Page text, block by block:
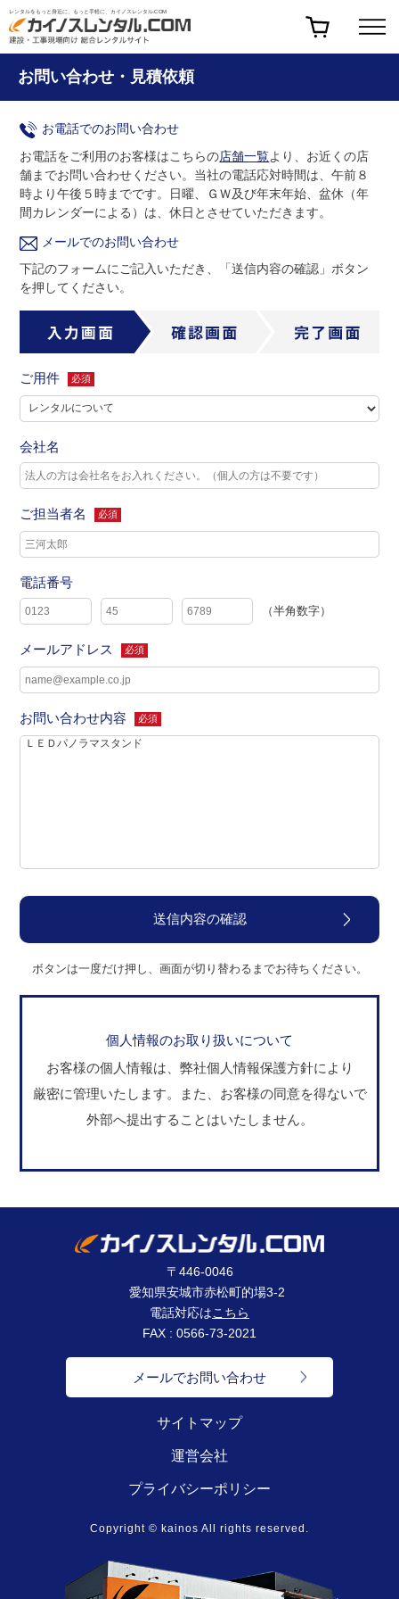
レンタルをもっと身近に、もっと手軽に、カイノスレンタル.COM
お問い合わせ・見積依頼
お電話でのお問い合わせ
お電話をご利用のお客様はこちらの店舗一覧より、お近くの店
舗までお問い合わせください。 当社の電話応対時間は、午前８
時より午後５時までです。 日曜、ＧＷ及び年末年始、盆休（年
間カレンダーによる）は、休日とさせていただきます。
メールでのお問い合わせ
下記のフォームにご記入いただき、「送信内容の確認」ボタン
を押してください。
ご用件 必須
会社名
ご担当者名 必須
電話番号
（半角数字）
メールアドレス 必須
お問い合わせ内容 必須
ボタンは一度だけ押し、画面が切り替わるまでお待ちください。
個人情報のお取り扱いについて
お客様の個人情報は、弊社個人情報保護方針により
厳密に管理いたします。
また、お客様の同意を得ないで
外部へ提出することはいたしません。
〒446-0046
愛知県安城市赤松町的場3-2
電話対応はこちら
FAX : 0566-73-2021
メールでお問い合わせ
サイトマップ
運営会社
プライバシーポリシー
Copyright © kainos All rights reserved.